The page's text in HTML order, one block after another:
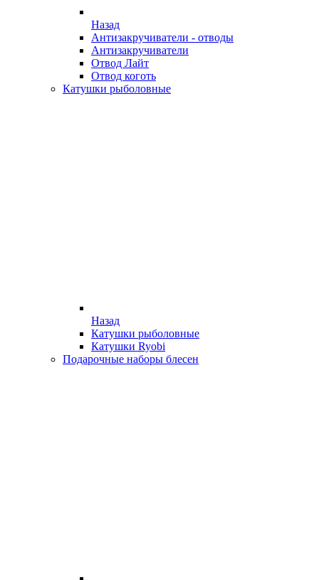
Назад
Антизакручиватели - отводы
Антизакручиватели
Отвод Лайт
Отвод коготь
Катушки рыболовные
Назад
Катушки рыболовные
Катушки Ryobi
Подарочные наборы блесен